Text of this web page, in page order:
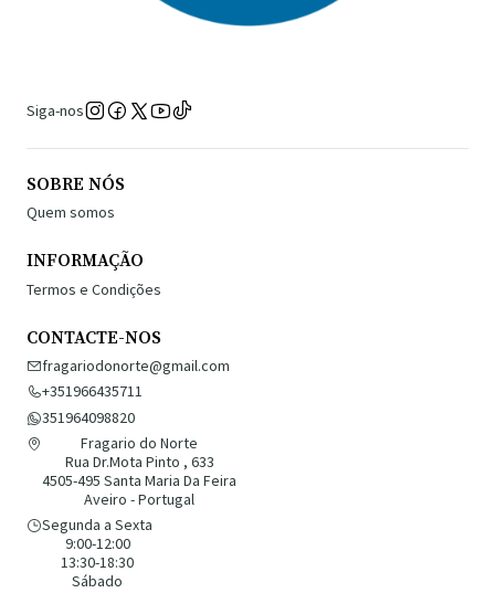
Siga-nos
SOBRE NÓS
Quem somos
INFORMAÇÃO
Termos e Condições
CONTACTE-NOS
fragariodonorte@gmail.com
+351966435711
351964098820
Fragario do Norte
Rua Dr.Mota Pinto , 633
4505-495 Santa Maria Da Feira
Aveiro - Portugal
Segunda a Sexta
9:00-12:00
13:30-18:30
Sábado